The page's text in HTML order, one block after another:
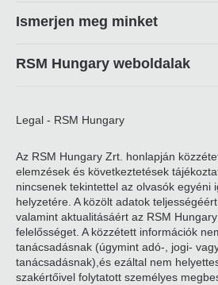
Ismerjen meg minket
RSM Hungary weboldalak
Legal - RSM Hungary
Az RSM Hungary Zrt. honlapján
elemzések és következtetések
nincsenek tekintettel az olvasók egyéni
helyzetére. A közölt adatok
valamint aktualitásáért az RSM
felelősséget. A közzétett információk
tanácsadásnak (úgymint adó-, jogi-
tanácsadásnak),és ezáltal nem
szakértőivel folytatott személyes